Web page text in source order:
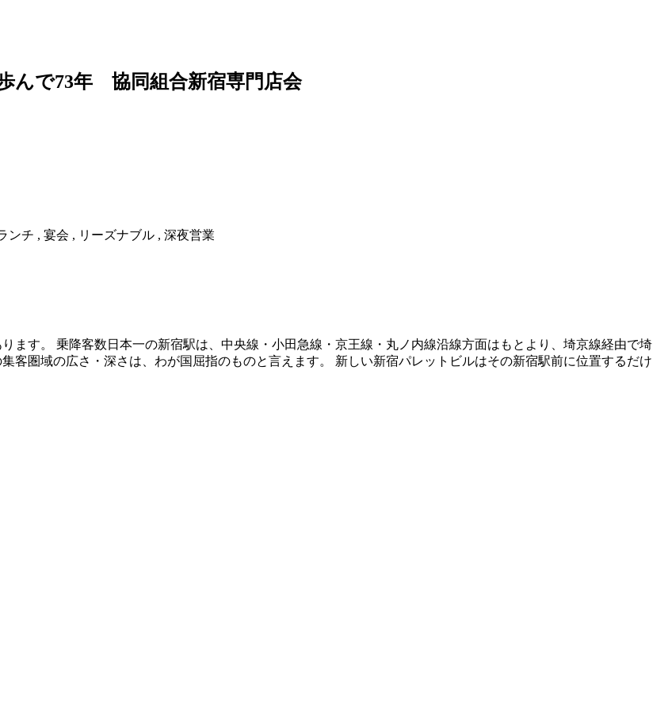
んで73年 協同組合新宿専門店会
ンチ , 宴会 , リーズナブル , 深夜営業
ます。 乗降客数日本一の新宿駅は、中央線・小田急線・京王線・丸ノ内線沿線方面はもとより、埼京線経由で埼
客圏域の広さ・深さは、わが国屈指のものと言えます。 新しい新宿パレットビルはその新宿駅前に位置するだけ